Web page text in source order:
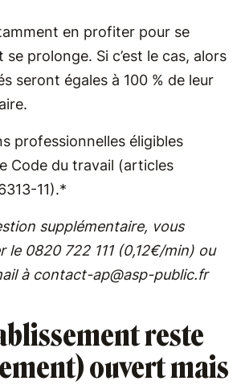
en profiter pour se
se prolonge. Si c’est le cas, alors
seront égales à 100 % de leur
professionnelles éligibles
Code du travail (articles
11).*
supplémentaire, vous
le 0820 722 111 (0,12€/min) ou
à contact-ap@asp-public.fr
reste
ouvert mais